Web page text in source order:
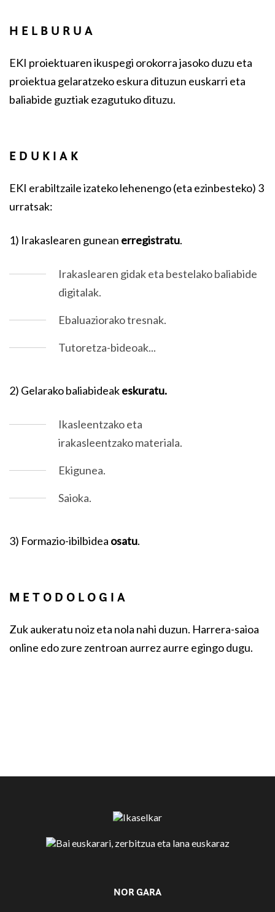
HELBURUA
EKI proiektuaren ikuspegi orokorra jasoko duzu eta
proiektua gelaratzeko eskura dituzun euskarri eta
baliabide guztiak ezagutuko dituzu.
EDUKIAK
EKI erabiltzaile izateko lehenengo (eta ezinbesteko) 3
urratsak:
1) Irakaslearen gunean erregistratu.
Irakaslearen gidak eta bestelako baliabide
digitalak.
Ebaluaziorako tresnak.
Tutoretza-bideoak...
2) Gelarako baliabideakeskuratu.
Ikasleentzako eta
irakasleentzako materiala.
Ekigunea.
Saioka.
3) Formazio-ibilbidea osatu.
METODOLOGIA
Zuk aukeratu noiz eta nola nahi duzun. Harrera-saioa
online edo zure zentroan aurrez aurre egingo dugu.
NOR GARA